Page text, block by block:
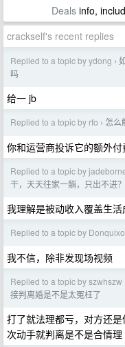
Dealsinfo,
crackself's recent replies
Replied to a topic by ydong ›
吗
给一 jb
Replied to a topic by rfo › 怎么
你和运营商投诉它的额外
Replied to a topic by
干，天天往家一躺，只出不进？
我理解是被动收入覆盖生
Replied to a topic by
我不信，除非发现场视频
Replied to a topic by szwhszw
接判离婚是不是太冤枉了
打了就法理都亏，对方还
次动手就判离是不是合情理